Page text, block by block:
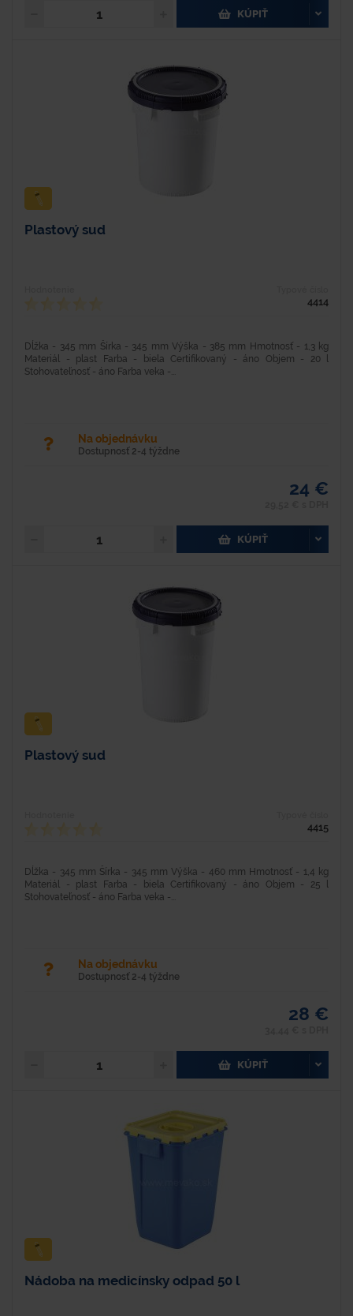
KÚPIŤ
Plastový sud
4414
Dĺžka - 345 mm Šírka - 345 mm Výška - 385 mm Hmotnosť - 1,3 kg
Materiál - plast Farba - biela Certifikovaný - áno Objem - 20 l
Stohovateľnosť - áno Farba veka -...
Na objednávku
Dostupnosť 2-4 týždne
24 €
KÚPIŤ
Plastový sud
4415
Dĺžka - 345 mm Šírka - 345 mm Výška - 460 mm Hmotnosť - 1,4 kg
Materiál - plast Farba - biela Certifikovaný - áno Objem - 25 l
Stohovateľnosť - áno Farba veka -...
Na objednávku
Dostupnosť 2-4 týždne
28 €
KÚPIŤ
Nádoba na medicínsky odpad 50 l